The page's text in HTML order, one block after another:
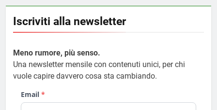
Iscriviti alla newsletter
Meno rumore, più senso.
Una newsletter mensile con contenuti unici, per chi
vuole capire davvero cosa sta cambiando.